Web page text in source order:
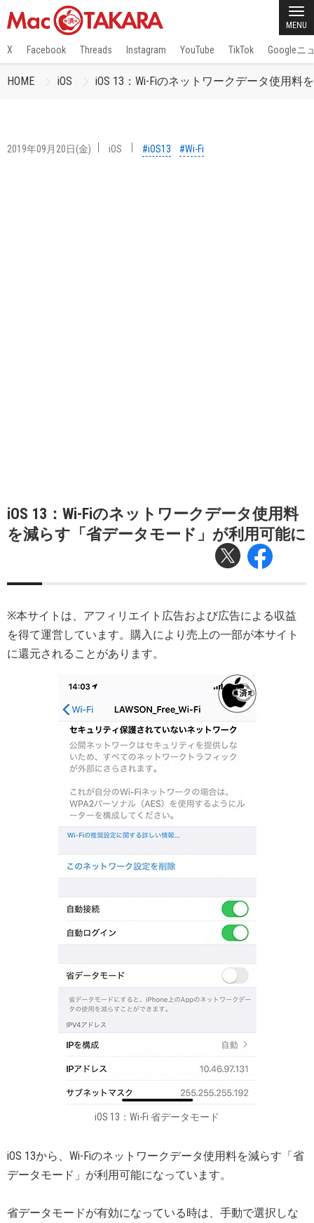
MENU
X Facebook Threads Instagram YouTube TikTok Googleニ
HOME iOS iOS 13：Wi-Fiのネットワークデータ使用
2019年09月20日(金) iOS #iOS13 #Wi-Fi
iOS 13：Wi-Fiのネットワークデータ使用料
を減らす「省データモード」が利用可能に
※本サイトは、アフィリエイト広告および広告による収益
を得て運営しています。購入により売上の一部が本サイト
に還元されることがあります。
iOS 13：Wi-Fi 省データモード
iOS 13から、Wi-Fiのネットワークデータ使用料を減らす「省
データモード」が利用可能になっています。
省データモードが有効になっている時は、手動で選択しな